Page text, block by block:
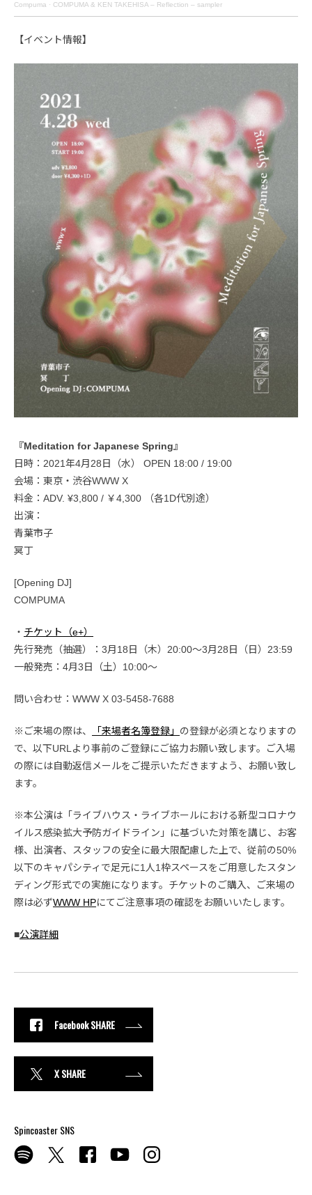
Compuma · COMPUMA & KEN TAKEHISA – Reflection – sampler
【イベント情報】
『Meditation for Japanese Spring』
日時：2021年4月28日（水） OPEN 18:00 / 19:00
会場：東京・渋谷WWW X
料金：ADV. ¥3,800 / ￥4,300 （各1D代別途）
出演：
青葉市子
冥丁
[Opening DJ]
COMPUMA
・ チケット（e+）
先行発売（抽選）：3月18日（木）20:00〜3月28日（日）23:59
一般発売：4月3日（土）10:00〜
問い合わせ：WWW X 03-5458-7688
※ご来場の際は、 「来場者名簿登録」 の登録が必須となりますの
で、以下URLより事前のご登録にご協力お願い致します。ご入場
の際には自動返信メールをご提示いただきますよう、お願い致し
ます。
※本公演は「ライブハウス・ライブホールにおける新型コロナウ
イルス感染拡大予防ガイドライン」に基づいた対策を講じ、お客
様、出演者、スタッフの安全に最大限配慮した上で、従前の50%
以下のキャパシティで足元に1人1枠スペースをご用意したスタン
ディング形式での実施になります。チケットのご購入、ご来場の
際は必ずWWW HPにてご注意事項の確認をお願いいたします。
■公演詳細
Facebook SHARE
X SHARE
Spincoaster SNS